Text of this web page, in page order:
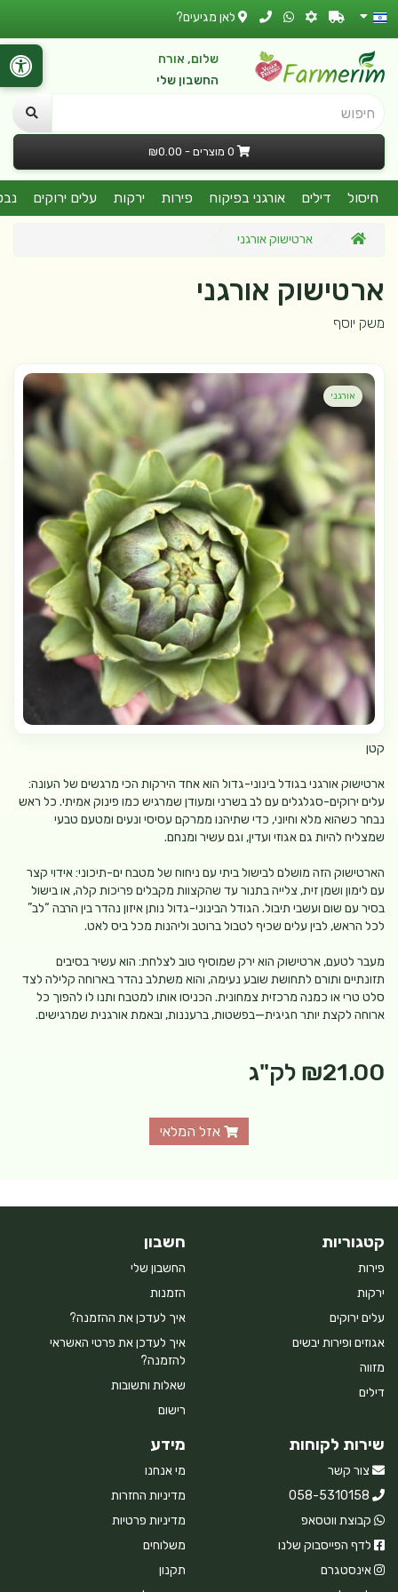
לאן מגיעים?
שלום, אורח
החשבון שלי
חיפוש
0 מוצרים - ₪0.00
חיסול דילים אורגני בפיקוח פירות ירקות עלים ירוקים
ארטישוק אורגני
ארטישוק אורגני
משק יוסף
אורגני
קטן
ארטישוק אורגני בגודל בינוני-גדול הוא אחד הירקות הכי מרגשים של העונה:
עלים ירוקים-סגלגלים עם לב בשרני ומעודן שמרגיש כמו פינוק אמיתי. כל ראש
נבחר כשהוא מלא וחיוני, כדי שתיהנו ממרקם עסיסי ונעים ומטעם טבעי
שמצליח להיות גם אגוזי ועדין, וגם עשיר ומנחם.
הארטישוק הזה מושלם לבישול ביתי עם ניחוח של מטבח ים-תיכוני: אידוי קצר
עם לימון ושמן זית, צלייה בתנור עד שהקצוות מקבלים פריכות קלה, או בישול
בסיר עם שום ועשבי תיבול. הגודל הבינוני-גדול נותן איזון נהדר בין הרבה “לב”
לכל הראש, לבין עלים שכיף לטבול ברוטב וליהנות מכל ביס לאט.
מעבר לטעם, ארטישוק הוא ירק שמוסיף טוב לצלחת: הוא עשיר בסיבים
תזונתיים ותורם לתחושת שובע נעימה, והוא משתלב נהדר בארוחה קלילה לצד
סלט טרי או כמנה מרכזית צמחונית. הכניסו אותו למטבח ותנו לו להפוך כל
ארוחה לקצת יותר חגיגית—בפשטות, ברעננות, ובאמת אורגנית שמרגישים.
₪21.00 לק"ג
אזל המלאי
קטגוריות
פירות
ירקות
עלים ירוקים
אגוזים ופירות יבשים
מזווה
דילים
חשבון
החשבון שלי
הזמנות
איך לעדכן את ההזמנה?
איך לעדכן את פרטי האשראי
להזמנה?
שאלות ותשובות
רישום
שירות לקוחות
צור קשר
058-5310158
קבוצת ווטסאפ
לדף הפייסבוק שלנו
אינסטגרם
מידע
מי אנחנו
מדיניות החזרות
מדיניות פרטיות
משלוחים
תקנון